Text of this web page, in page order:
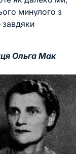
минулого з
Ольга Мак